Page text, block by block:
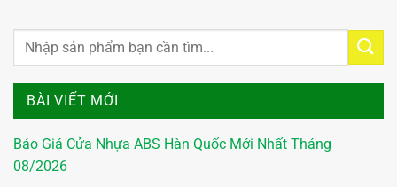
BÀI VIẾT MỚI
Báo Giá Cửa Nhựa ABS Hàn Quốc Mới Nhất Tháng
08/2026